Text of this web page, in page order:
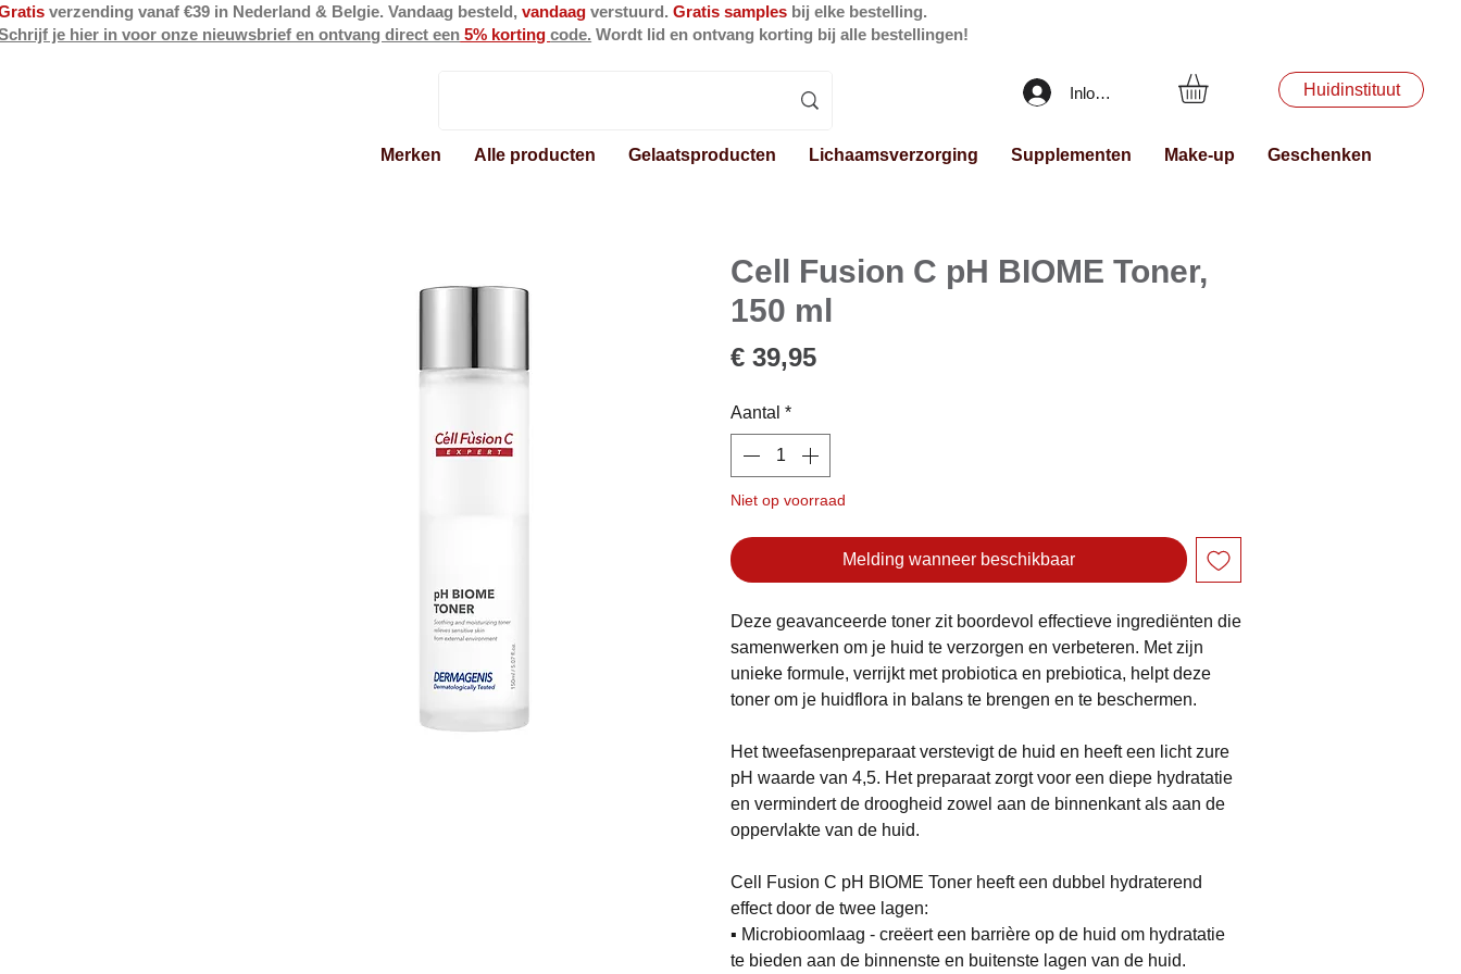
verzending vanaf €39 in Nederland & Belgie. Vandaag besteld,vandaag verstuurd.Gratis samples bij elke bestelling.
je hier in voor onze nieuwsbrief en ontvang direct een 5% kortingcode. Wordt lid en ontvang korting bij alle bestellingen!
Huidinstituut
Inloggen
Merken Alle producten Gelaatsproducten Lichaamsverzorging Supplementen Make-up Geschenken
Cell Fusion C pH BIOME Toner,
150 ml
€ 39,95Prijs
Aantal *
Niet op voorraad
Melding wanneer beschikbaar
Deze geavanceerde toner zit boordevol effectieve ingrediënten die
samenwerken om je huid te verzorgen en verbeteren. Met zijn
unieke formule, verrijkt met probiotica en prebiotica, helpt deze
toner om je huidflora in balans te brengen en te beschermen.
Hettweefasenpreparaat verstevigt de huid en heeft een licht zure
pH waarde van 4,5. Het preparaat zorgt voor een diepe hydratatie
en vermindert de droogheid zowel aan de binnenkant als aan de
oppervlakte van de huid.
Cell Fusion C pH BIOME Toner heeft een dubbel hydraterend
effect door de twee lagen:
▪ Microbioomlaag - creëert een barrière op de huid om hydratatie
te bieden aan de binnenste en buitenste lagen van de huid.